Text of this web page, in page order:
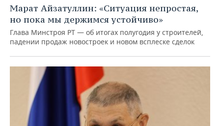
Марат Айзатуллин: «Ситуация непростая,
но пока мы держимся устойчиво»
Глава Минстроя РТ — об итогах полугодия у строителей,
падении продаж новостроек и новом всплеске сделок